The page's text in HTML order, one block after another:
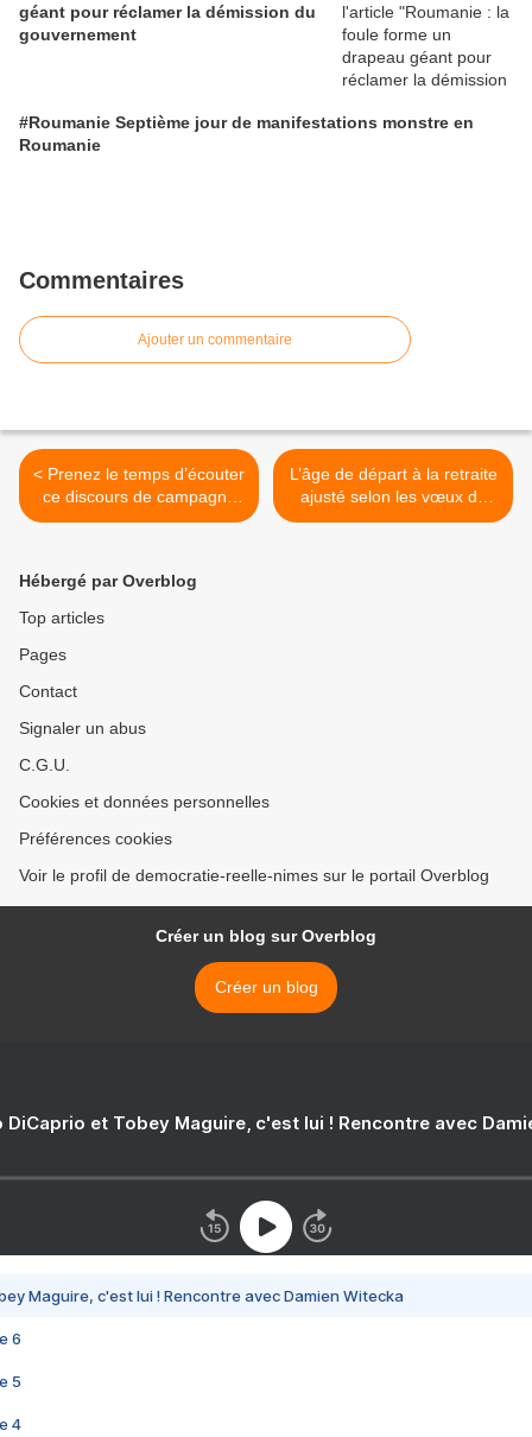
géant pour réclamer la démission du
gouvernement
#Roumanie Septième jour de manifestations monstre en
Roumanie
Commentaires
Ajouter un commentaire
< Prenez le temps d’écouter
ce discours de campagne
turc
L’âge de départ à la retraite
ajusté selon les vœux du
Medef - Pierre Gattaz a
Hébergé par Overblog
Top articles
Pages
Contact
Signaler un abus
C.G.U.
Cookies et données personnelles
Préférences cookies
Voir le profil de democratie-reelle-nimes sur le portail Overblog
Créer un blog sur Overblog
Créer un blog
DiCaprio et Tobey Maguire, c'est lui ! Rencontre avec
Maguire, c'est lui ! Rencontre avec Damien Witecka
6
5
4